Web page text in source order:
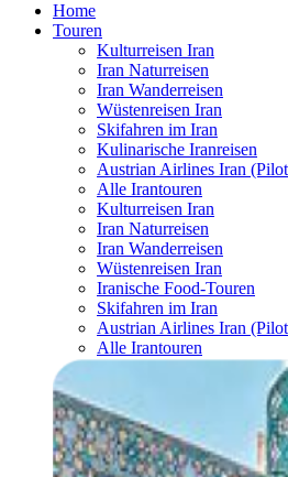
Home
Touren
Kulturreisen Iran
Iran Naturreisen
Iran Wanderreisen
Wüstenreisen Iran
Skifahren im Iran
Kulinarische Iranreisen
Austrian Airlines Iran
Alle Irantouren
Kulturreisen Iran
Iran Naturreisen
Iran Wanderreisen
Wüstenreisen Iran
Iranische Food-Touren
Skifahren im Iran
Austrian Airlines Iran
Alle Irantouren